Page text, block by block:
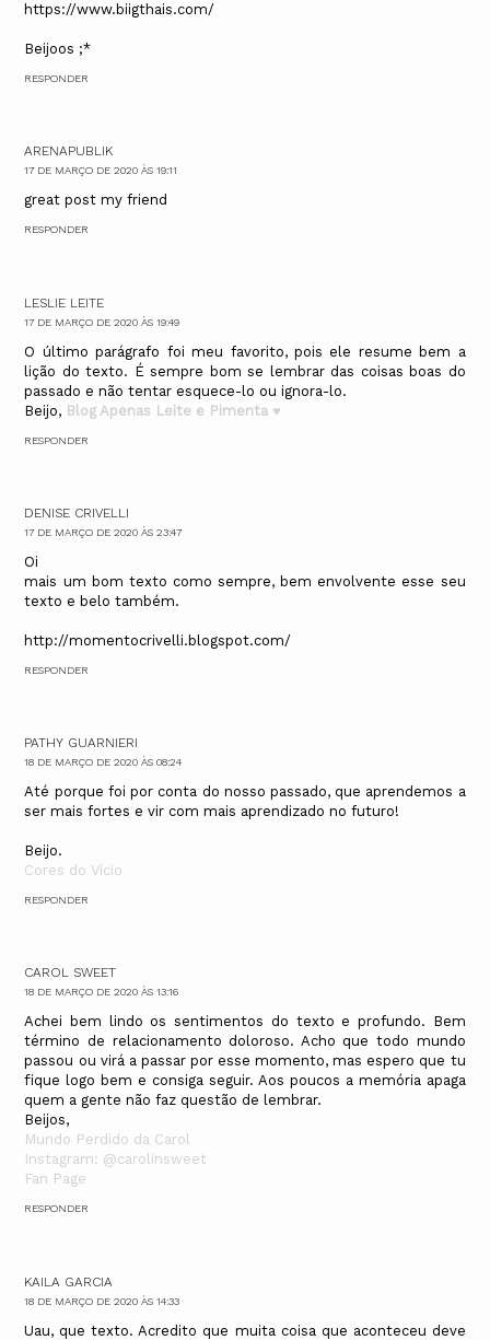
https://www.biigthais.com/
Beijoos ;*
RESPONDER
ARENAPUBLIK
17 DE MARÇO DE 2020 ÀS 19:11
great post my friend
RESPONDER
LESLIE LEITE
17 DE MARÇO DE 2020 ÀS 19:49
O último parágrafo foi meu favorito, pois ele resume bem a
lição do texto. É sempre bom se lembrar das coisas boas do
passado e não tentar esquece-lo ou ignora-lo.
Beijo, Blog Apenas Leite e Pimenta ♥
RESPONDER
DENISE CRIVELLI
17 DE MARÇO DE 2020 ÀS 23:47
Oi
mais um bom texto como sempre, bem envolvente esse seu
texto e belo também.
http://momentocrivelli.blogspot.com/
RESPONDER
PATHY GUARNIERI
18 DE MARÇO DE 2020 ÀS 08:24
Até porque foi por conta do nosso passado, que aprendemos a
ser mais fortes e vir com mais aprendizado no futuro!
Beijo.
Cores do Vício
RESPONDER
CAROL SWEET
18 DE MARÇO DE 2020 ÀS 13:16
Achei bem lindo os sentimentos do texto e profundo. Bem
término de relacionamento doloroso. Acho que todo mundo
passou ou virá a passar por esse momento, mas espero que tu
fique logo bem e consiga seguir. Aos poucos a memória apaga
quem a gente não faz questão de lembrar.
Beijos,
Mundo Perdido da Carol
Instagram: @carolinsweet
Fan Page
RESPONDER
KAILA GARCIA
18 DE MARÇO DE 2020 ÀS 14:33
Uau, que texto. Acredito que muita coisa que aconteceu deve